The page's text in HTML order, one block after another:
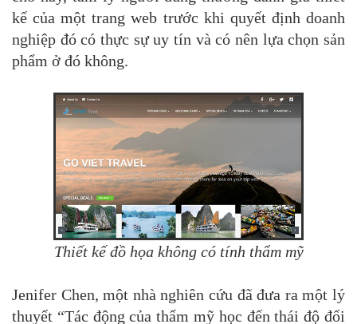
kế của một trang web trước khi quyết định doanh
nghiệp đó có thực sự uy tín và có nên lựa chọn sản
phẩm ở đó không.
Thiết kế đồ họa không có tính thẩm mỹ
Jenifer Chen, một nhà nghiên cứu đã đưa ra một lý
thuyết “Tác động của thẩm mỹ học đến thái độ đối